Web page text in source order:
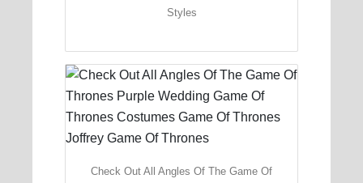
Styles
Check Out All Angles Of The Game Of